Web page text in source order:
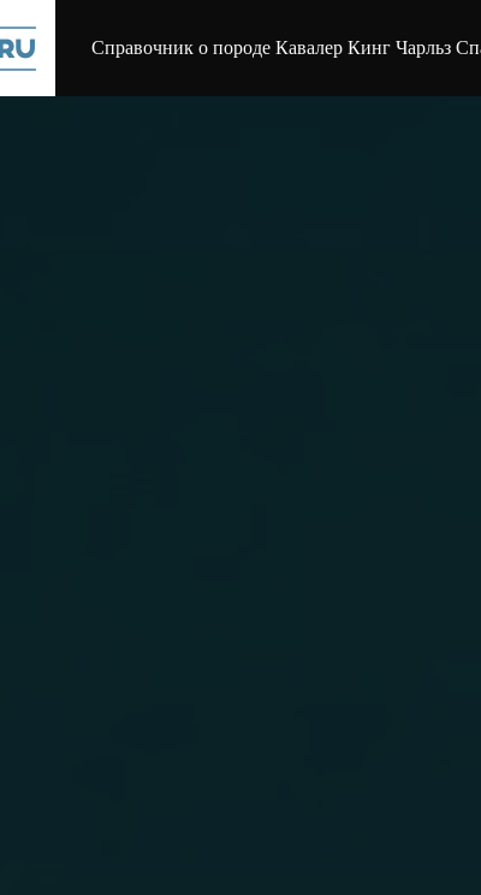
Справочник о породе Кавалер Кинг Чарльз